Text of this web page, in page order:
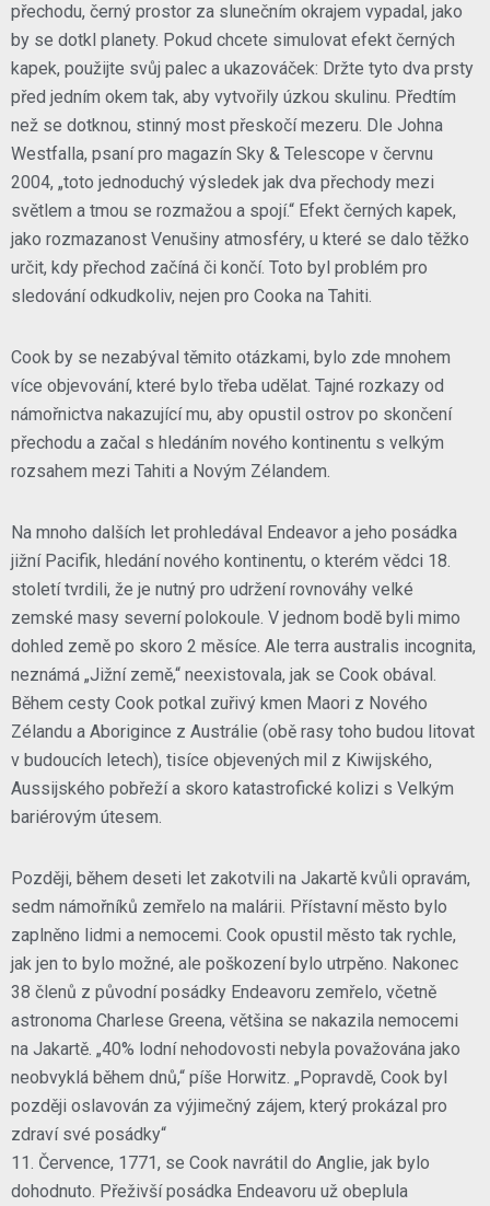
přechodu, černý prostor za slunečním okrajem vypadal, jako
by se dotkl planety. Pokud chcete simulovat efekt černých
kapek, použijte svůj palec a ukazováček: Držte tyto dva prsty
před jedním okem tak, aby vytvořily úzkou skulinu. Předtím
než se dotknou, stinný most přeskočí mezeru. Dle Johna
Westfalla, psaní pro magazín Sky & Telescope v červnu
2004, „toto jednoduchý výsledek jak dva přechody mezi
světlem a tmou se rozmažou a spojí.“ Efekt černých kapek,
jako rozmazanost Venušiny atmosféry, u které se dalo těžko
určit, kdy přechod začíná či končí. Toto byl problém pro
sledování odkudkoliv, nejen pro Cooka na Tahiti.
Cook by se nezabýval těmito otázkami, bylo zde mnohem
více objevování, které bylo třeba udělat. Tajné rozkazy od
námořnictva nakazující mu, aby opustil ostrov po skončení
přechodu a začal s hledáním nového kontinentu s velkým
rozsahem mezi Tahiti a Novým Zélandem.
Na mnoho dalších let prohledával Endeavor a jeho posádka
jižní Pacifik, hledání nového kontinentu, o kterém vědci 18.
století tvrdili, že je nutný pro udržení rovnováhy velké
zemské masy severní polokoule. V jednom bodě byli mimo
dohled země po skoro 2 měsíce. Ale terra australis incognita,
neznámá „Jižní země,“ neexistovala, jak se Cook obával.
Během cesty Cook potkal zuřivý kmen Maori z Nového
Zélandu a Aborigince z Austrálie (obě rasy toho budou litovat
v budoucích letech), tisíce objevených mil z Kiwijského,
Aussijského pobřeží a skoro katastrofické kolizi s Velkým
bariérovým útesem.
Později, během deseti let zakotvili na Jakartě kvůli opravám,
sedm námořníků zemřelo na malárii. Přístavní město bylo
zaplněno lidmi a nemocemi. Cook opustil město tak rychle,
jak jen to bylo možné, ale poškození bylo utrpěno. Nakonec
38 členů z původní posádky Endeavoru zemřelo, včetně
astronoma Charlese Greena, většina se nakazila nemocemi
na Jakartě. „40% lodní nehodovosti nebyla považována jako
neobvyklá během dnů,“ píše Horwitz. „Popravdě, Cook byl
později oslavován za výjimečný zájem, který prokázal pro
zdraví své posádky“
11. Července, 1771, se Cook navrátil do Anglie, jak bylo
dohodnuto. Přeživší posádka Endeavoru už obeplula